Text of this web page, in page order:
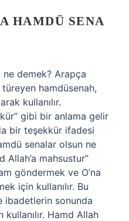
HAMDÜ SENA
ne demek? Arapça
hamdüsenah,
kullanılır.
gibi bir anlama gelir
bir teşekkür ifadesi
senalar olsun ne
Allah’a mahsustur”
göndermek ve O’na
için kullanılır. Bu
ibadetlerin sonunda
Hamd Allah